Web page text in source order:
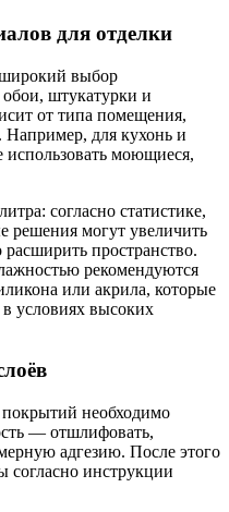
для отделки
выбор
штукатурки и
от типа помещения,
Например, для кухонь и
использовать моющиеся,
согласно статистике,
решения могут увеличить
пространство.
рекомендуются
или акрила, которые
условиях высоких
необходимо
— отшлифовать,
адгезию. После этого
инструкции